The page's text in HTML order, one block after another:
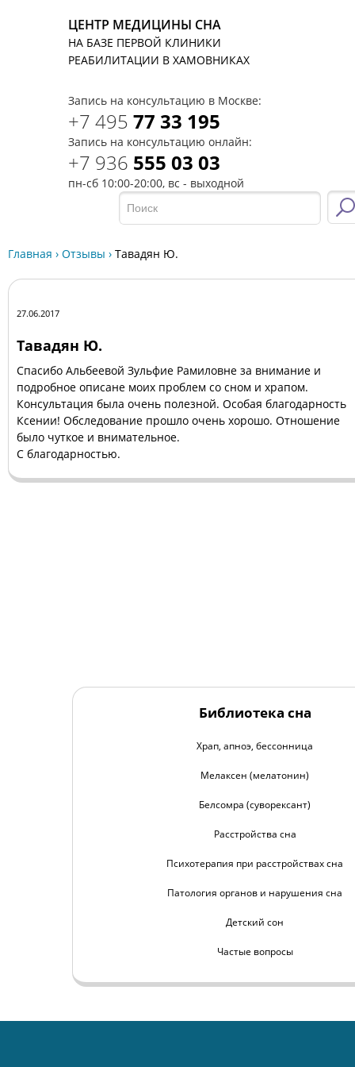
ЦЕНТР МЕДИЦИНЫ СНА
НА БАЗЕ ПЕРВОЙ КЛИНИКИ
РЕАБИЛИТАЦИИ В ХАМОВНИКАХ
Запись на консультацию в Москве:
+7 495 77 33 195
Запись на консультацию онлайн:
+7 936 555 03 03
пн-сб 10:00-20:00, вс - выходной
Главная › Отзывы › Тавадян Ю.
27.06.2017
Тавадян Ю.
Спасибо Альбеевой Зульфие Рамиловне за внимание и
подробное описане моих проблем со сном и храпом.
Консультация была очень полезной. Особая благодарность
Ксении! Обследование прошло очень хорошо. Отношение
было чуткое и внимательное.
С благодарностью.
Библиотека сна
Храп, апноэ, бессонница
Мелаксен (мелатонин)
Белсомра (суворексант)
Расстройства сна
Психотерапия при расстройствах сна
Патология органов и нарушения сна
Детский сон
Частые вопросы